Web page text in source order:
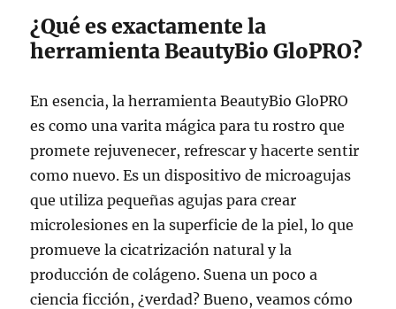
¿Qué es exactamente la
herramienta BeautyBio GloPRO?
En esencia, la herramienta BeautyBio GloPRO
es como una varita mágica para tu rostro que
promete rejuvenecer, refrescar y hacerte sentir
como nuevo. Es un dispositivo de microagujas
que utiliza pequeñas agujas para crear
microlesiones en la superficie de la piel, lo que
promueve la cicatrización natural y la
producción de colágeno. Suena un poco a
ciencia ficción, ¿verdad? Bueno, veamos cómo